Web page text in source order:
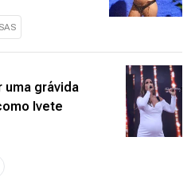
uma grávida
Ivete